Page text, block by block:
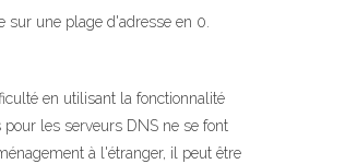
sur une plage d'adresse en 0.
en utilisant la fonctionnalité
les serveurs DNS ne se font
à l'étranger, il peut être